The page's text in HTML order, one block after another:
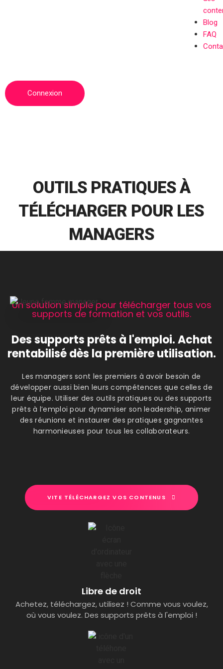
Blog
FAQ
Connexion
OUTILS PRATIQUES À
TÉLÉCHARGER POUR LES
MANAGERS
Un solution simple pour télécharger tous vos
supports de formation et vos outils.
Des supports prêts à l'emploi. Achat
rentabilisé dès la première utilisation.
Les managers sont les premiers à avoir besoin de
développer aussi bien leurs compétences que celles de
leur équipe. Utiliser des outils pratiques ou des supports
prêts à l’emploi pour dynamiser son leadership, animer
des réunions et instaurer des pratiques gagnantes
harmonieuses pour tous les collaborateurs.
VITE TÉLÉCHARGEZ VOS CONTENUS
Libre de droit
Achetez, téléchargez, utilisez ! Comme vous voulez,
où vous voulez. Des supports prêts à l'emploi !